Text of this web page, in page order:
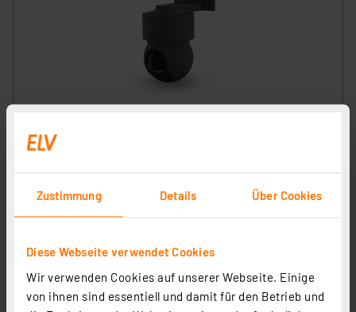
Zustimmung Details Über Cookies
Diese Webseite verwendet Cookies
Wir verwenden Cookies auf unserer Webseite. Einige
von ihnen sind essentiell und damit für den Betrieb und
Homematic IP Smart Home Außenkamera, anthrazit,
Artikel-Nr. 162944
inkl. MwSt.